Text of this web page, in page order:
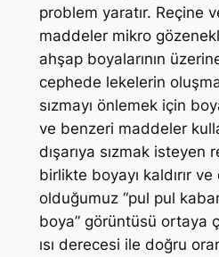
problem yaratır. Reçine
maddeler mikro
ahşap boyalarının
cephede lekelerin
sızmayı önlemek için
ve benzeri maddeler
dışarıya sızmak isteyen
birlikte boyayı kaldırır ve
olduğumuz “pul pul
boya” görüntüsü ortaya
ısı derecesi ile doğru